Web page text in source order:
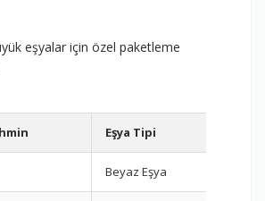
eşyalar için özel paketleme
Eşya Tipi
Beyaz Eşya